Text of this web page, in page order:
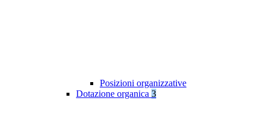
Posizioni organizzative
Dotazione organica 3